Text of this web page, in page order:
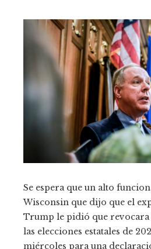
Se espera que un alto
Wisconsin que dijo que el
Trump le pidió que revocara
las elecciones estatales de
miércoles para una